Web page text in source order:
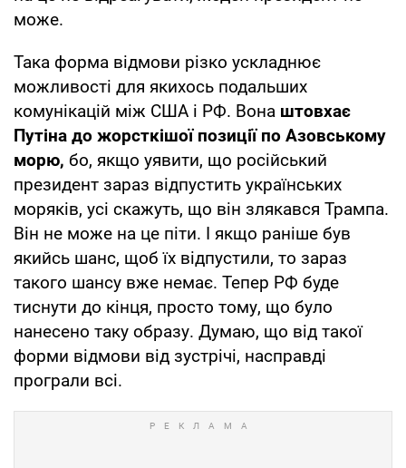
може.
Така форма відмови різко ускладнює
можливості для якихось подальших
комунікацій між США і РФ. Вона штовхає
Путіна до жорсткішої позиції по Азовському
морю, бо, якщо уявити, що російський
президент зараз відпустить українських
моряків, усі скажуть, що він злякався Трампа.
Він не може на це піти. І якщо раніше був
якийсь шанс, щоб їх відпустили, то зараз
такого шансу вже немає. Тепер РФ буде
тиснути до кінця, просто тому, що було
нанесено таку образу. Думаю, що від такої
форми відмови від зустрічі, насправді
програли всі.